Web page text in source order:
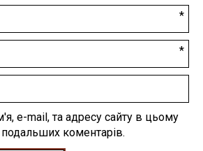
e-mail, та адресу сайту в цьому
подальших коментарів.